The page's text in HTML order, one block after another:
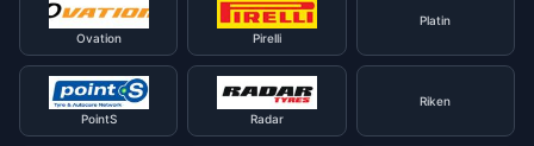
Ovation Pirelli
Platin
PointS Radar
Riken